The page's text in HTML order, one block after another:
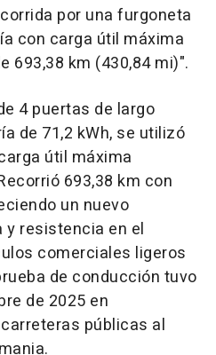
por una furgoneta
con carga útil máxima
693,38 km (430,84 mi)".
4 puertas de largo
de 71,2 kWh, se utilizó
útil máxima
693,38 km con
un nuevo
resistencia en el
comerciales ligeros
de conducción tuvo
de 2025 en
públicas al